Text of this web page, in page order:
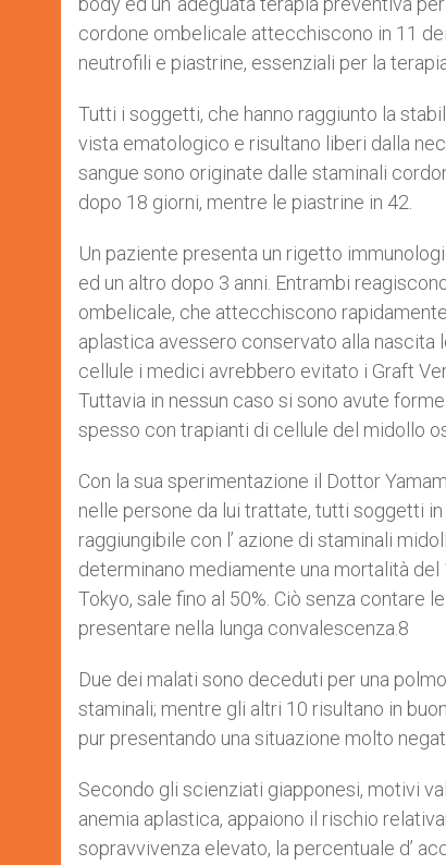
cordone ombelicale attecchiscono in 11
neutrofili e piastrine, essenziali per la
Tutti i soggetti, che hanno raggiunto la
vista ematologico e risultano liberi dalla
sangue sono originate dalle staminali
dopo 18 giorni, mentre le piastrine in 42.
Un paziente presenta un rigetto
ed un altro dopo 3 anni. Entrambi
ombelicale, che attecchiscono
aplastica avessero conservato alla nascita
cellule i medici avrebbero evitato i Graft
Tuttavia in nessun caso si sono avute
spesso con trapianti di cellule del midollo
Con la sua sperimentazione il Dottor
nelle persone da lui trattate, tutti soggetti
raggiungibile con l’ azione di staminali
determinano mediamente una mortalità
Tokyo, sale fino al 50%. Ciò senza
presentare nella lunga convalescenza.8
Due dei malati sono deceduti per una
staminali; mentre gli altri 10 risultano in
pur presentando una situazione molto
Secondo gli scienziati giapponesi, motivi
anemia aplastica, appaiono il rischio
sopravvivenza elevato, la percentuale d’